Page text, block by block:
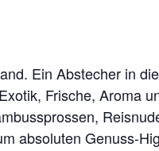
Ein Abstecher in
Frische, Aroma
absoluten Genuss-